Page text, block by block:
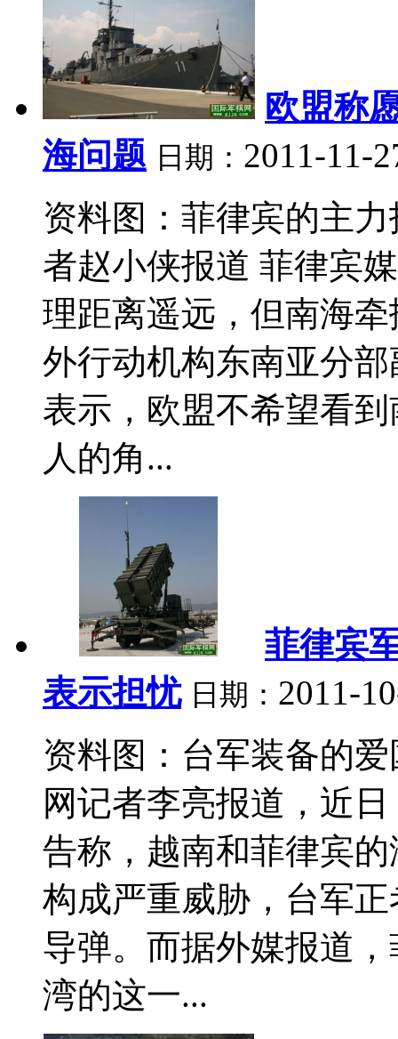
欧盟称
海问题 日期： 2011-11-
资料图：菲律宾的主
者赵小侠报道 菲律宾
理距离遥远，但南海
外行动机构东南亚分
表示，欧盟不希望看
人的角...
菲律宾
表示担忧 日期： 2011-
资料图：台军装备的
网记者李亮报道，近
告称，越南和菲律宾
构成严重威胁，台军
导弹。而据外媒报道
湾的这一...